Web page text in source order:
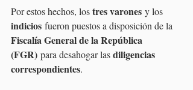
Por estos hechos, los tres varones y los
indicios fueron puestos a disposición de la
Fiscalía General de la República
(FGR) para desahogar las diligencias
correspondientes.